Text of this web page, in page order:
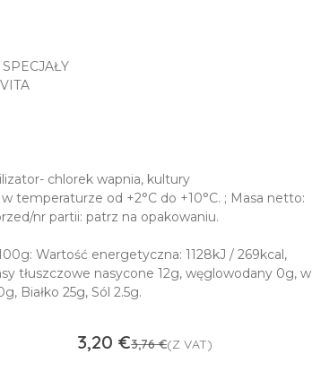
chlorek wapnia, kultury
temperaturze od +2°C do +10°C. ; Masa netto:
nr partii: patrz na opakowaniu.
Wartość energetyczna: 1128kJ / 269kcal,
tłuszczowe nasycone 12g, węglowodany 0g, w
Białko 25g, Sól 2.5g.
3,20 €3,76€(Z VAT)